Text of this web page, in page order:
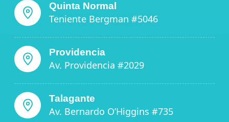
Quinta Normal
Teniente Bergman #5046
Providencia
Av. Providencia #2029
Talagante
Av. Bernardo O’Higgins #735